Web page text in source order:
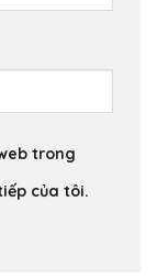
trong
của tôi.